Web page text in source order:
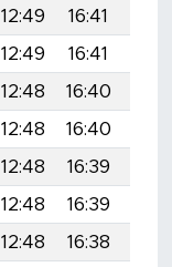
12:49 16:41
12:49 16:41
12:48 16:40
12:48 16:40
12:48 16:39
12:48 16:39
12:48 16:38